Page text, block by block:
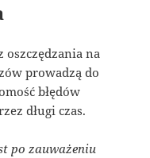
na
prowadzą do
błędów
długi czas.
po zauważeniu